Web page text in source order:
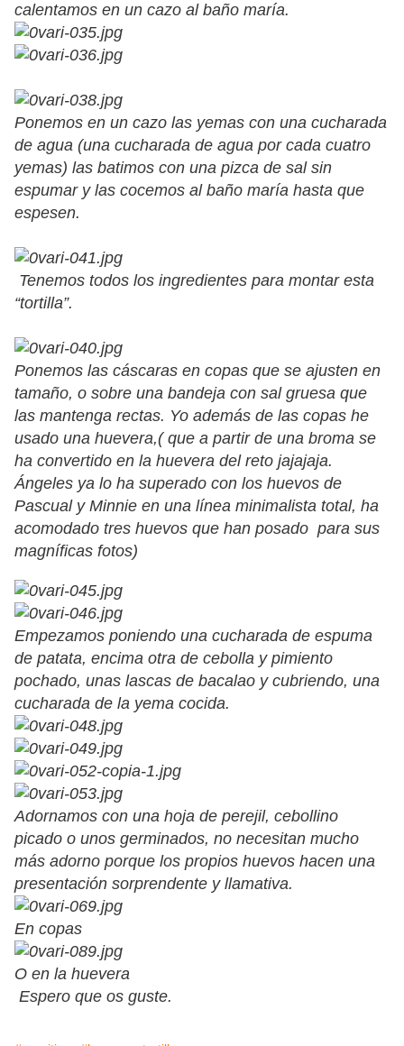
calentamos en un cazo al baño maría.
Ponemos en un cazo las yemas con una cucharada
de agua (una cucharada de agua por cada cuatro
yemas) las batimos con una pizca de sal sin
espumar y las cocemos al baño maría hasta que
espesen.
Tenemos todos los ingredientes para montar esta
“tortilla”.
Ponemos las cáscaras en copas que se ajusten en
tamaño, o sobre una bandeja con sal gruesa que
las mantenga rectas. Yo además de las copas he
usado una huevera,( que a partir de una broma se
ha convertido en la huevera del reto jajajaja.
Ángeles ya lo ha superado con los huevos de
Pascual y Minnie en una línea minimalista total, ha
acomodado tres huevos que han posado para sus
magníficas fotos)
Empezamos poniendo una cucharada de espuma
de patata, encima otra de cebolla y pimiento
pochado, unas lascas de bacalao y cubriendo, una
cucharada de la yema cocida.
Adornamos con una hoja de perejil, cebollino
picado o unos germinados, no necesitan mucho
más adorno porque los propios huevos hacen una
presentación sorprendente y llamativa.
En copas
O en la huevera
Espero que os guste.